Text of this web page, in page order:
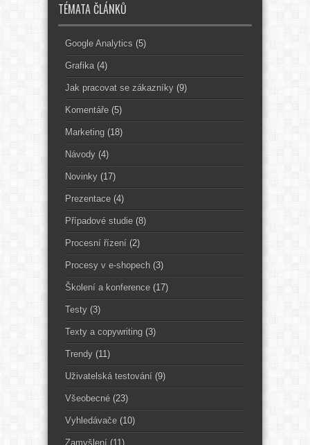
TÉMATA ČLÁNKŮ
Google Analytics (5)
Grafika (4)
Jak pracovat se zákazníky (9)
Komentáře (5)
Marketing (18)
Návody (4)
Novinky (17)
Prezentace (4)
Případové studie (8)
Procesní řízení (2)
Procesy v e-shopech (3)
Školení a konference (17)
Testy (3)
Texty a copywriting (3)
Trendy (11)
Uživatelská testování (9)
Všeobecné (23)
Vyhledávače (10)
Zamyšlení (11)